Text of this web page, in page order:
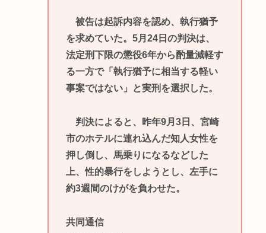
被告は起訴内容を認め、執行猶予
を求めていた。5月24日の判決は、
法定刑下限の懲役6年から酌量減軽す
る一方で「執行猶予に相当する軽い
事案ではない」と実刑を選択した。
判決によると、昨年9月3日、宮崎
市のホテルに連れ込んだ知人女性を
押し倒し、馬乗りになるなどした
上、性的暴行をしようとし、左手に
約3週間のけがを負わせた。
共同通信